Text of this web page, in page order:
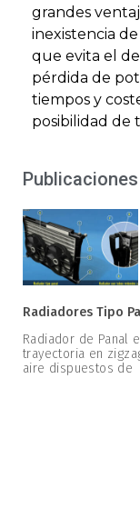
grandes
inexistencia
que evita el
pérdida de
tiempos y
posibilidad de
Radiadores Tipo
Radiador de Panal
trayectoria en
aire dispuestos de